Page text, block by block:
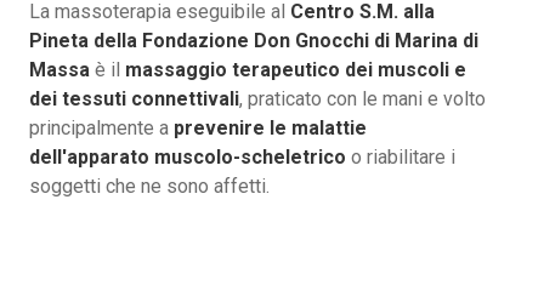
La massoterapia eseguibile al Centro S.M. alla
Pineta della Fondazione Don Gnocchi di Marina di
Massa è il massaggio terapeutico dei muscoli e
dei tessuti connettivali, praticato con le mani e volto
principalmente a prevenire le malattie
dell'apparato muscolo-scheletrico o riabilitare i
soggetti che ne sono affetti.